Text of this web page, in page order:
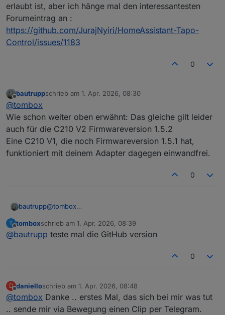
erlaubt ist, aber ich hänge mal den interessantesten
Forumeintrag an :
https://github.com/JurajNyiri/HomeAssistant-Tapo-
Control/issues/1183
0
Offline
bautruppschrieb am 1. Apr. 2026, 08:30
zuletzt editiert von
@tombox
Wie schon weiter oben erwähnt: Das gleiche gilt leider
auch für die C210 V2 Firmwareversion 1.5.2
Eine C210 V1, die noch Firmwareversion 1.5.1 hat,
funktioniert mit deinem Adapter dagegen einwandfrei.
0
bautrupp@tombox
leider auch für die C210 V2 Firmwareversion 1.5.2
Eine C210 V1, die noch Firmwareversion 1.5.1 hat,
T
Offline
tomboxschrieb am 1. Apr. 2026, 08:39
zuletzt editiert von
@bautrupp teste mal die GitHub version
0
D
Offline
danielloschrieb am 1. Apr. 2026, 08:48
zuletzt editiert von
@tombox Danke .. erstes Mal, das sich bei mir was tut
.. sende mir via Bewegung einen Clip per Telegram.